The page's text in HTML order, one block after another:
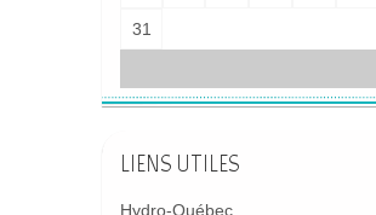
31
LIENS UTILES
Hydro-Québec